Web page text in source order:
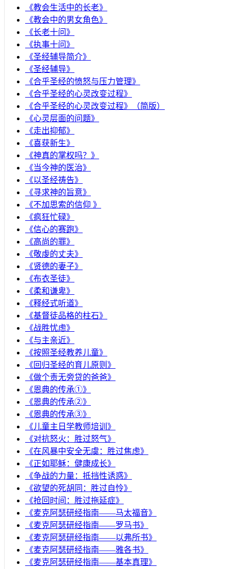
《教会生活中的长老》
《教会中的男女角色》
《长老十问》
《执事十问》
《圣经辅导简介》
《圣经辅导》
​《合乎圣经的愤怒与压力管理》
《合乎圣经的心灵改变过程》
《合乎圣经的心灵改变过程》（简版）
《心灵层面的问题》
《走出抑郁》
《喜获新生》
《神真的掌权吗？》
《当今神的医治》
《以圣经祷告》
《寻求神的旨意》
《不加思索的信仰 》
《疯狂忙碌》
《信心的赛跑》
《高尚的罪》
《敬虔的丈夫》
《贤德的妻子》
《布衣圣徒》
《柔和谦卑》
《释经式听道》
《基督徒品格的柱石》
《战胜忧虑》
《与主亲近》
《按照圣经教养儿童》
《回归圣经的育儿原则》
《做个责无旁贷的爸爸》
《恩典的传承①》
《恩典的传承②》
《恩典的传承③》
《儿童主日学教师培训》
《对抗怒火：胜过怒气》
《在风暴中安全无虞：胜过焦虑》
《正如耶稣：健康成长》
《争战的力量：抵挡性诱惑》
《欲望的死胡同：胜过自怜》
《抢回时间：胜过拖延症》
《麦克阿瑟研经指南——马太福音》
《麦克阿瑟研经指南——罗马书》
《麦克阿瑟研经指南——以弗所书》
《麦克阿瑟研经指南——雅各书》
《麦克阿瑟研经指南——基本真理》